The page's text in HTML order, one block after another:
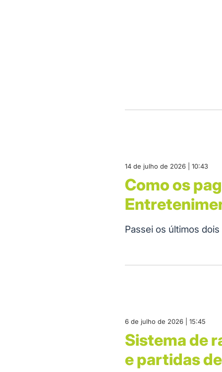
14 de julho de 2026 | 10:43
Como os
Passei os últimos
6 de julho de 2026 | 15:45
Sistema de
e partidas